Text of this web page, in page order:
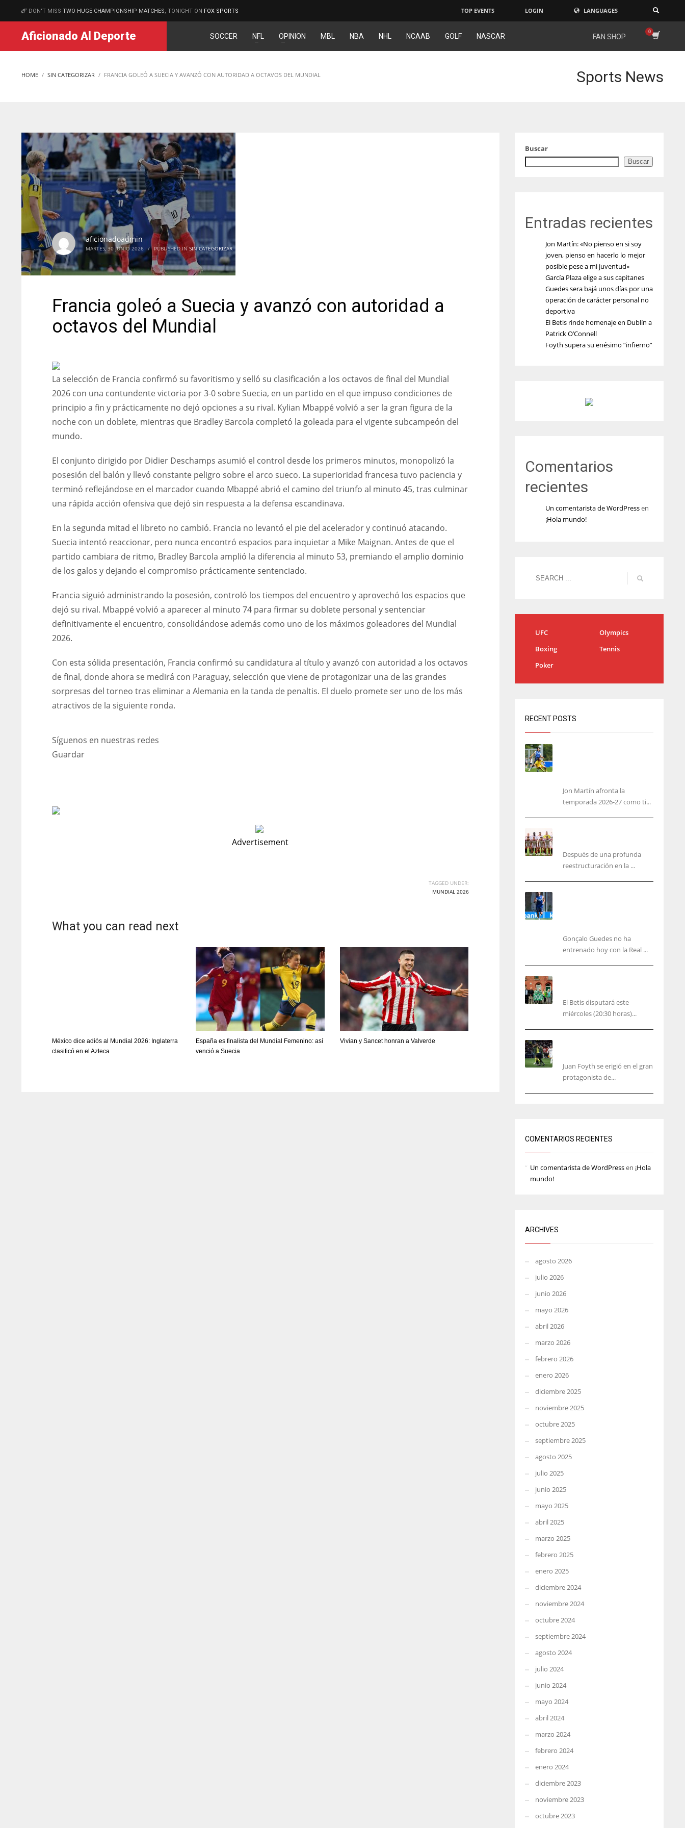
MATCHES
MIA
26
DON'T MISS TWO HUGE CHAMPIONSHIP MATCHES , TONIGHT ON FOX SPORTS TOP EVENTS LOGIN LANGUAGES
Aficionado Al Deporte SOCCER NFL OPINION MBL NBA NHL NCAAB GOLF NASCAR FAN SHOP
HOME SIN CATEGORIZAR FRANCIA GOLEÓ A SUECIA Y AVANZÓ CON AUTORIDAD A OCTAVOS DEL MUNDIAL Sports News
aficionadoadmin
MARTES, 30 JUNIO 2026 / PUBLISHED IN SIN CATEGORIZAR
Francia goleó a Suecia y avanzó con autoridad a
octavos del Mundial
La selección de Francia confirmó su favoritismo y selló su clasificación a los octavos de final del Mundial
2026 con una contundente victoria por 3-0 sobre Suecia, en un partido en el que impuso condiciones de
principio a fin y prácticamente no dejó opciones a su rival. Kylian Mbappé volvió a ser la gran figura de la
noche con un doblete, mientras que Bradley Barcola completó la goleada para el vigente subcampeón del
mundo.
El conjunto dirigido por Didier Deschamps asumió el control desde los primeros minutos, monopolizó la
posesión del balón y llevó constante peligro sobre el arco sueco. La superioridad francesa tuvo paciencia y
terminó reflejándose en el marcador cuando Mbappé abrió el camino del triunfo al minuto 45, tras culminar
una rápida acción ofensiva que dejó sin respuesta a la defensa escandinava.
En la segunda mitad el libreto no cambió. Francia no levantó el pie del acelerador y continuó atacando.
Suecia intentó reaccionar, pero nunca encontró espacios para inquietar a Mike Maignan. Antes de que el
partido cambiara de ritmo, Bradley Barcola amplió la diferencia al minuto 53, premiando el amplio dominio
de los galos y dejando el compromiso prácticamente sentenciado.
Francia siguió administrando la posesión, controló los tiempos del encuentro y aprovechó los espacios que
dejó su rival. Mbappé volvió a aparecer al minuto 74 para firmar su doblete personal y sentenciar
definitivamente el encuentro, consolidándose además como uno de los máximos goleadores del Mundial
2026.
Con esta sólida presentación, Francia confirmó su candidatura al título y avanzó con autoridad a los octavos
de final, donde ahora se medirá con Paraguay, selección que viene de protagonizar una de las grandes
sorpresas del torneo tras eliminar a Alemania en la tanda de penaltis. El duelo promete ser uno de los más
atractivos de la siguiente ronda.
Síguenos en nuestras redes
Guardar
Advertisement
TAGGED UNDER:
MUNDIAL 2026
What you can read next
México dice adiós al Mundial 2026: Inglaterra
clasificó en el Azteca
España es finalista del Mundial Femenino: así
venció a Suecia
Vivian y Sancet honran a Valverde
Buscar
Buscar
Entradas recientes
Jon Martín: «No pienso en si soy
joven, pienso en hacerlo lo mejor
posible pese a mi juventud»
García Plaza elige a sus capitanes
Guedes sera bajá unos días por una
operación de carácter personal no
deportiva
El Betis rinde homenaje en Dublín a
Patrick O’Connell
Foyth supera su enésimo “infierno”
Comentarios
recientes
Un comentarista de WordPressen
¡Hola mundo!
UFC
Olympics
Boxing
Tennis
Poker
RECENT POSTS
Jon Martín afronta la
temporada 2026-27 como ti...
Después de una profunda
reestructuración en la ...
Gonçalo Guedes no ha
entrenado hoy con la Real ...
El Betis disputará este
miércoles (20:30 horas)...
Juan Foyth se erigió en el gran
protagonista de...
COMENTARIOS RECIENTES
Un comentarista de WordPressen ¡Hola
mundo!
ARCHIVES
agosto 2026
julio 2026
junio 2026
mayo 2026
abril 2026
marzo 2026
febrero 2026
enero 2026
diciembre 2025
noviembre 2025
octubre 2025
septiembre 2025
agosto 2025
julio 2025
junio 2025
mayo 2025
abril 2025
marzo 2025
febrero 2025
enero 2025
diciembre 2024
noviembre 2024
octubre 2024
septiembre 2024
agosto 2024
julio 2024
junio 2024
mayo 2024
abril 2024
marzo 2024
febrero 2024
enero 2024
diciembre 2023
noviembre 2023
octubre 2023